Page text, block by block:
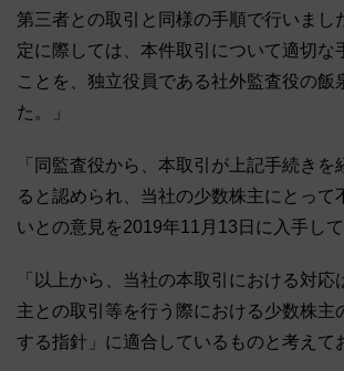
第三者との取引と同様の手順で行いまし
定に際しては、本件取引について適切な
ことを、独立役員である社外監査役の飯
た。」
「同監査役から、本取引が上記手続きを
ると認められ、当社の少数株主にとって
いとの意見を2019年11月13日に入手して
「以上から、当社の本取引における対応
主との取引等を行う際における少数株主
する指針」に適合しているものと考えて